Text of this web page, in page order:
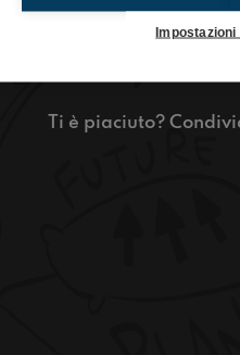
Ti è piaciuto?
Impostazioni